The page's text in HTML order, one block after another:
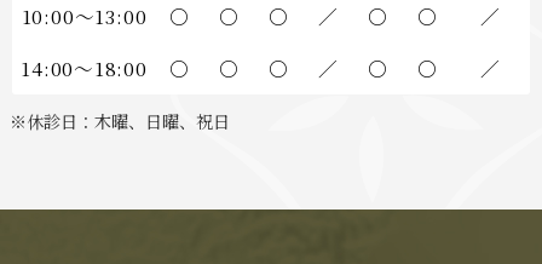
10:00～13:00
○ ○ ○ ／ ○ ○
／
14:00～18:00
○ ○ ○ ／ ○ ○ ／
※休診日：木曜、日曜、祝日